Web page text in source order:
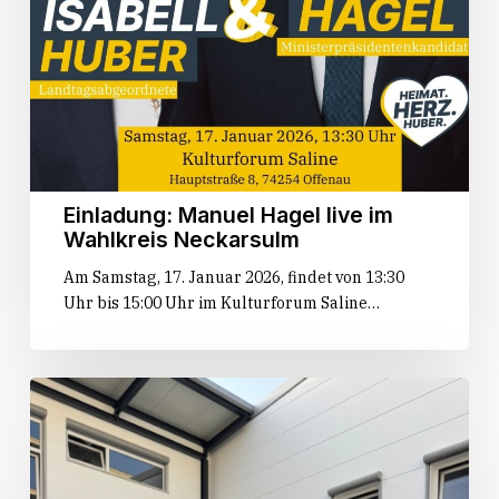
Einladung: Manuel Hagel live im
Wahlkreis Neckarsulm
Am Samstag, 17. Januar 2026, findet von 13:30
Uhr bis 15:00 Uhr im Kulturforum Saline…
„Huber
packt
an!“
auf
der